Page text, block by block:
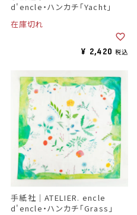
d'encle・ハンカチ「Yacht」
在庫切れ
¥ 2,420 税込
手紙社｜ATELIER. encle
d'encle・ハンカチ「Grass」